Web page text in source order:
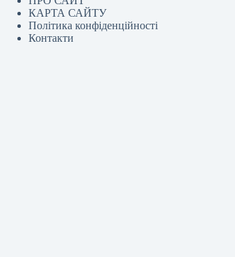
КАРТА САЙТУ
Політика конфіденційності
Контакти